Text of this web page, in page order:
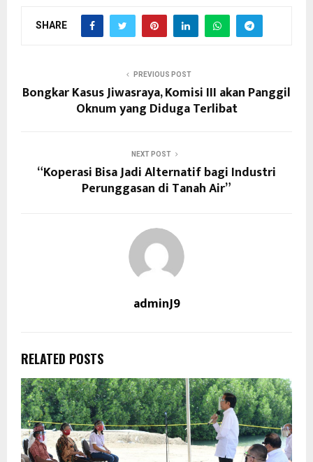
SHARE
PREVIOUS POST
Bongkar Kasus Jiwasraya, Komisi III akan Panggil
Oknum yang Diduga Terlibat
NEXT POST
“Koperasi Bisa Jadi Alternatif bagi Industri
Perunggasan di Tanah Air”
adminJ9
RELATED POSTS